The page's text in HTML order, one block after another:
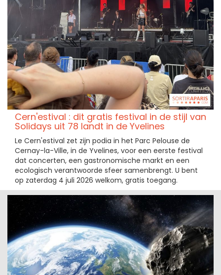
Cern'estival : dit gratis festival in de stijl van
Solidays uit 78 landt in de Yvelines
Le Cern'estival zet zijn podia in het Parc Pelouse de
Cernay-la-Ville, in de Yvelines, voor een eerste festival
dat concerten, een gastronomische markt en een
ecologisch verantwoorde sfeer samenbrengt. U bent
op zaterdag 4 juli 2026 welkom, gratis toegang.